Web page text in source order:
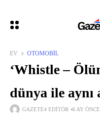
EV OTOMOBIL
‘Whistle –
dünya ile aynı
GAZETE4 EDITÖR 6 AY ÖNCE